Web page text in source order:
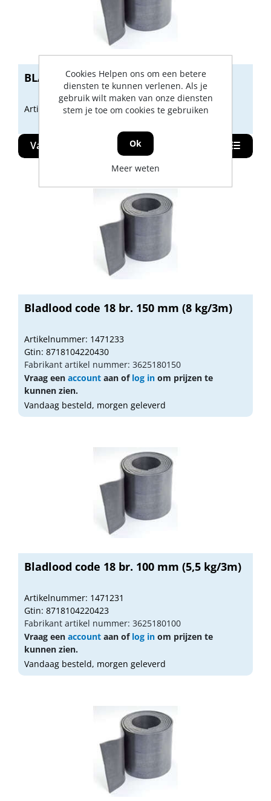
BLADLOOD: ROLLEN VAN 18 PONDS
Artikelnummer: jrshb
Varianten weergeven (11)
Bladlood code 18 br. 150 mm (8 kg/3m)
Artikelnummer: 1471233
Gtin: 8718104220430
Fabrikant artikel nummer: 3625180150
Vraag een account aan of log in om prijzen te
kunnen zien.
Vandaag besteld, morgen geleverd
Bladlood code 18 br. 100 mm (5,5 kg/3m)
Artikelnummer: 1471231
Gtin: 8718104220423
Fabrikant artikel nummer: 3625180100
Vraag een account aan of log in om prijzen te
kunnen zien.
Vandaag besteld, morgen geleverd
Cookies Helpen ons om een betere
diensten te kunnen verlenen. Als je
gebruik wilt maken van onze diensten
stem je toe om cookies te gebruiken
Ok
Meer weten